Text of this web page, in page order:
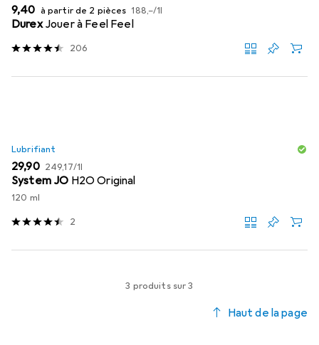
EUR
9,40 à partir de 2 pièces EUR
188,–/1l
Durex Jouer à Feel Feel
206
Lubrifiant
EUR
29,90 EUR
249,17/1l
System JO H2O Original
120 ml
2
3 produits sur 3
Haut de la page